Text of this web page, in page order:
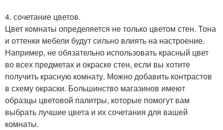
4. сочетание цветов.
Цвет комнаты определяется не только цветом стен. Тона
и оттенки мебели будут сильно влиять на настроение.
Например, не обязательно использовать красный цвет
во всех предметах и окраске стен, если вы хотите
получить красную комнату. Можно добавить контрастов
в схему окраски. Большинство магазинов имеют
образцы цветовой палитры, которые помогут вам
выбрать лучшие цвета и их сочетания для вашей
комнаты.